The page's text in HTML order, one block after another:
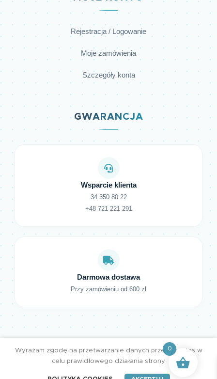
Rejestracja / Logowanie
Moje zamówienia
Szczegóły konta
GWARANCJA
Wsparcie klienta
34 350 80 22
+48 721 221 291
Darmowa dostawa
Przy zamówieniu od 600 zł
Wyrażam zgodę na przetwarzanie danych przez cookies w
celu prawidłowego działania strony.
0